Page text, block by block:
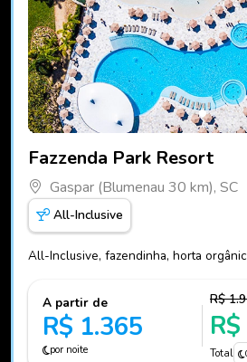
Fazzenda Park Resort
Gaspar (Blumenau 30 km), SC
All-Inclusive
All-Inclusive, fazendinha, horta
A partir de
R$ 1.365
por noite
R$
Total